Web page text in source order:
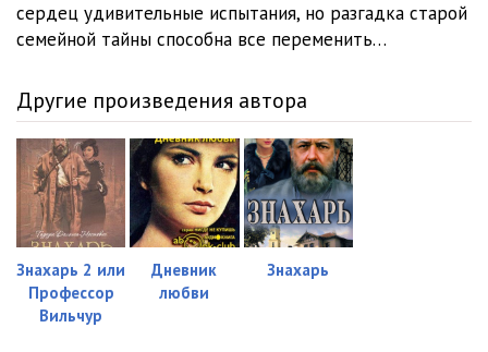
03_03_Tri serdtsa
03_05_Tri serdtsa 27:11
03_06_Tri serdtsa
03_07_Tri serdtsa
03_08_Tri serdtsa
03_09_Tri serdtsa
сердец удивительные испытания, но разгадка старой
семейной тайны способна все переменить…
Другие произведения автора
Знахарь 2 или
Профессор
Вильчур
Дневник
любви
Знахарь